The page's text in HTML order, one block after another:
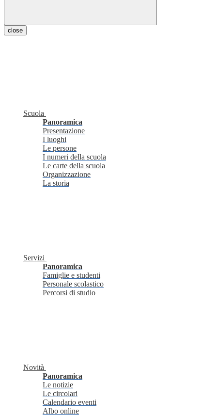
close
Scuola
Panoramica
Presentazione
I luoghi
Le persone
I numeri della scuola
Le carte della scuola
Organizzazione
La storia
Servizi
Panoramica
Famiglie e studenti
Personale scolastico
Percorsi di studio
Novità
Panoramica
Le notizie
Le circolari
Calendario eventi
Albo online